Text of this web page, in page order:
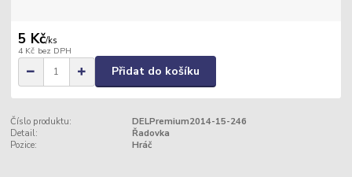
5 Kč/ks
4 Kč bez DPH
Přidat do košíku
Číslo produktu:
DELPremium2014-15-246
Detail:
Řadovka
Pozice:
Hráč